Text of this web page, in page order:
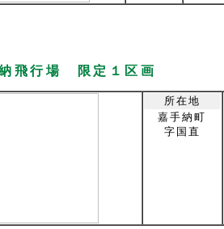
飛行場 限定１区画
所在地
嘉手納町
字国直